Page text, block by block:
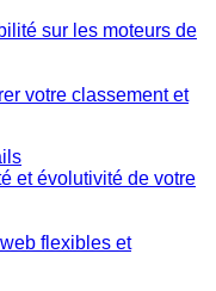
sur les moteurs de
votre classement et
et évolutivité de votre
flexibles et